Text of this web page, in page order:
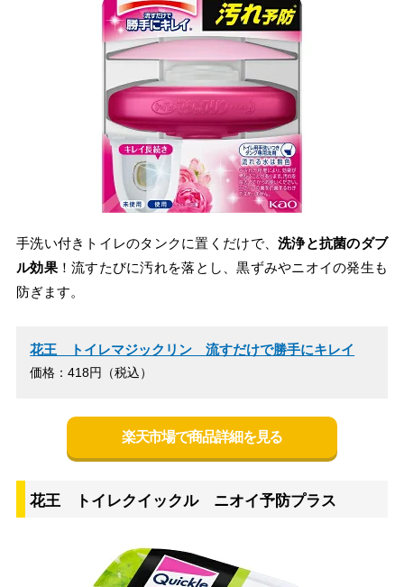
手洗い付きトイレのタンクに置くだけで、洗浄と抗菌のダブ
ル効果！流すたびに汚れを落とし、黒ずみやニオイの発生も
防ぎます。
花王 トイレマジックリン 流すだけで勝手にキレイ
価格：418円（税込）
楽天市場で商品詳細を見る
花王 トイレクイックル ニオイ予防プラス